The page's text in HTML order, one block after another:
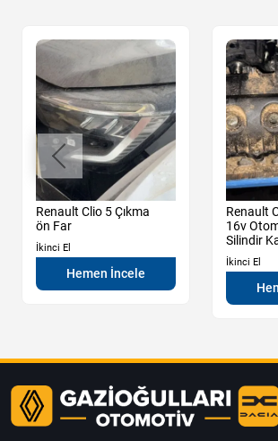
Renault Clio 5 Çıkma
ön Far
İkinci El
Hemen İncele
Renault
16v
Silindir
İkinci El